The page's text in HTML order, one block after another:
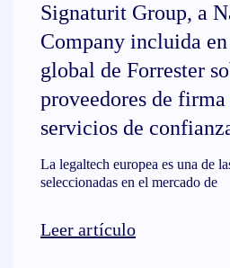
Signaturit Group, a
Company incluida
global de Forrester
proveedores de
servicios de
La legaltech europea es una de
seleccionadas en el mercado de
Leer artículo